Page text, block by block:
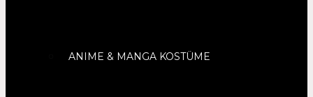
ANIME & MANGA KOSTÜME